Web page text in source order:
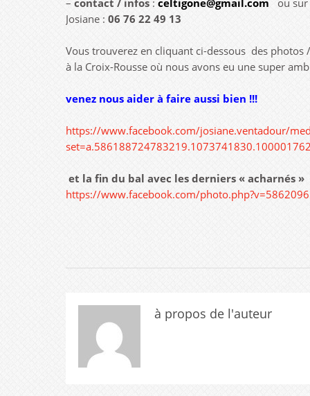
– contact / infos : celtigone@gmail.com ou sur
Josiane : 06 76 22 49 13
Vous trouverez en cliquant ci-dessous des
à la Croix-Rousse où nous avons eu une super
venez nous aider à faire aussi bien !!!
https://www.facebook.com/josiane.ventadour/
et la fin du bal avec les derniers « acharnés »
https://www.facebook.com/
à propos de l'auteur